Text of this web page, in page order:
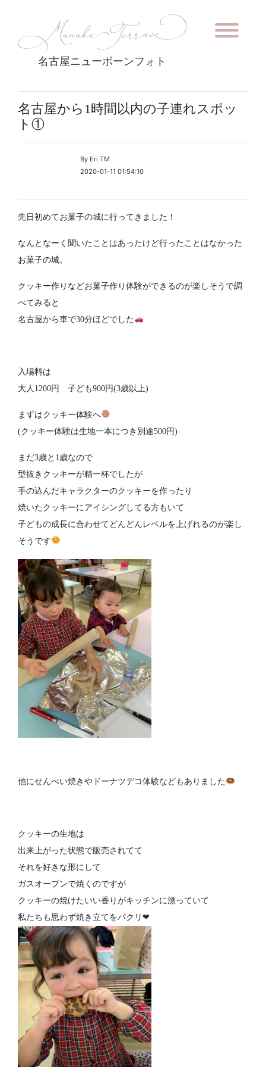
名古屋ニューボーンフォト
名古屋から1時間以内の子連れスポッ
ト①
By Eri TM
2020-01-11 01:54:10
先日初めてお菓子の城に行ってきました！
なんとなーく聞いたことはあったけど行ったことはなかった
お菓子の城。
クッキー作りなどお菓子作り体験ができるのが楽しそうで調
べてみると
名古屋から車で30分ほどでした
入場料は
大人1200円 子ども900円(3歳以上)
まずはクッキー体験へ
(クッキー体験は生地一本につき別途500円)
まだ3歳と1歳なので
型抜きクッキーが精一杯でしたが
手の込んだキャラクターのクッキーを作ったり
焼いたクッキーにアイシングしてる方もいて
子どもの成長に合わせてどんどんレベルを上げれるのが楽し
そうです
他にせんべい焼きやドーナツデコ体験などもありました
クッキーの生地は
出来上がった状態で販売されてて
それを好きな形にして
ガスオーブンで焼くのですが
クッキーの焼けたいい香りがキッチンに漂っていて
私たちも思わず焼き立てをパクリ❤︎